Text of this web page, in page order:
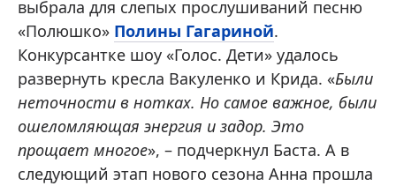
выбрала для слепых прослушиваний песню
«Полюшко» Полины Гагариной.
Конкурсантке шоу «Голос. Дети» удалось
развернуть кресла Вакуленко и Крида. «Были
неточности в нотках. Но самое важное, были
ошеломляющая энергия и задор. Это
прощает многое», – подчеркнул Баста. А в
следующий этап нового сезона Анна прошла